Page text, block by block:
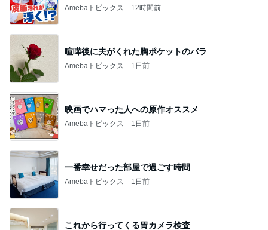
Amebaトピックス 12時間前
喧嘩後に夫がくれた胸ポケットのバラ
Amebaトピックス 1日前
映画でハマった人への原作オススメ
Amebaトピックス 1日前
一番幸せだった部屋で過ごす時間
Amebaトピックス 1日前
これから行ってくる胃カメラ検査